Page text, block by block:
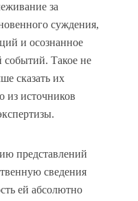
за
суждения,
и осознанное
событий. Такое не
сказать их
из источников
представлений
сведения
ей абсолютно